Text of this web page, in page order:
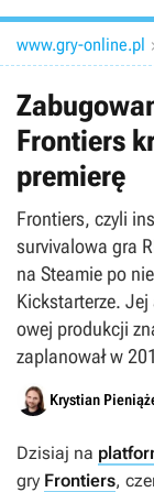
www.gry-online.pl
Frontiers
premierę
Frontiers, czyli
survivalowa gra
na Steamie po
Kickstarterze.
owej produkcji
zaplanował w
Krystian
Dzisiaj na
gry Frontiers,